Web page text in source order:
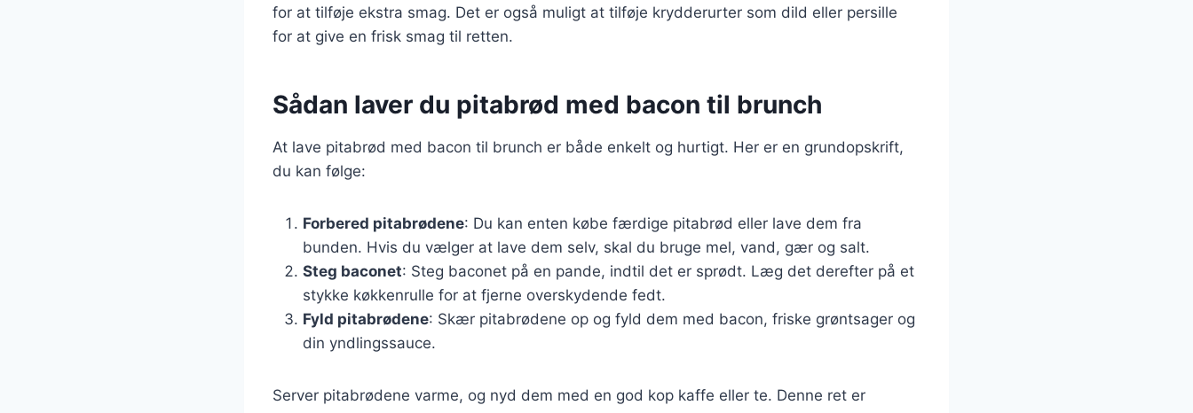
for at tilføje ekstra smag. Det er også muligt at tilføje krydderurter som dild eller persille
for at give en frisk smag til retten.
Sådan laver du pitabrød med bacon til brunch
At lave pitabrød med bacon til brunch er både enkelt og hurtigt. Her er en grundopskrift,
du kan følge:
Forbered pitabrødene: Du kan enten købe færdige pitabrød eller lave dem fra
bunden. Hvis du vælger at lave dem selv, skal du bruge mel, vand, gær og salt.
Steg baconet: Steg baconet på en pande, indtil det er sprødt. Læg det derefter på et
stykke køkkenrulle for at fjerne overskydende fedt.
Fyld pitabrødene: Skær pitabrødene op og fyld dem med bacon, friske grøntsager og
din yndlingssauce.
Server pitabrødene varme, og nyd dem med en god kop kaffe eller te. Denne ret er